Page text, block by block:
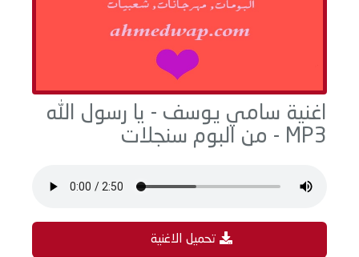
اغنية سامي يوسف - يا رسول الله
MP3 - من البوم سنجلات
تحميل الاغنية